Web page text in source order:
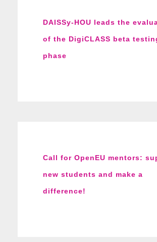
DAISSy-HOU leads the
of the DigiCLASS beta
phase
Call for OpenEU mentors:
new students and make a
difference!